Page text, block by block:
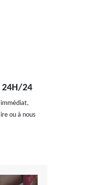
24H/24
ou à nous